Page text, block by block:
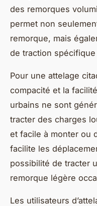
des remorques
permet non
remorque, mais
de traction spécifique
Pour une attelage
compacité et la
urbains ne sont
tracter des charges
et facile à monter ou
facilite les
possibilité de tracter
remorque légère
Les utilisateurs